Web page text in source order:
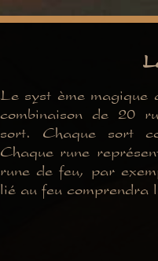
Le syst ème magique
combinaison de 20
sort. Chaque sort
Chaque rune
rune de feu, par
lié au feu comprendra